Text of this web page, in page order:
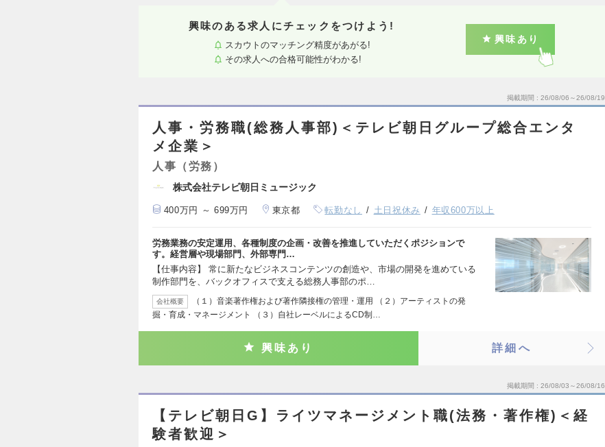
興味のある求人にチェックをつけよう!
スカウトのマッチング精度があがる!
その求人への合格可能性がわかる!
興味あり
掲載期間 26/08/06～26/08/19
人事・労務職(総務人事部)＜テレビ朝日グループ総合エンタ
メ企業＞
人事（労務）
株式会社テレビ朝日ミュージック
400万円 ～ 699万円 東京都 転勤なし 土日祝休み 年収600万以上
労務業務の安定運用、各種制度の企画・改善を推進していただくポジションで
す。経営層や現場部門、外部専門…
【仕事内容】 常に新たなビジネスコンテンツの創造や、市場の開発を進めている
制作部門を、バックオフィスで支える総務人事部のポ…
会社概要
（１）音楽著作権および著作隣接権の管理・運用 （２）アーティストの発
掘・育成・マネージメント （３）自社レーベルによるCD制…
興味あり 詳細へ
掲載期間 26/08/03～26/08/16
【テレビ朝日G】ライツマネージメント職(法務・著作権)＜経
験者歓迎＞